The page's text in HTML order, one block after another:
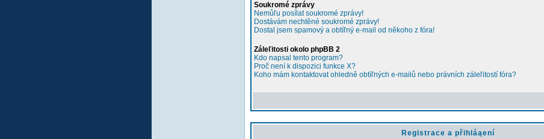
Soukromé zprávy
Nemůľu posílat soukromé zprávy!
Dostávám nechtěné soukromé zprávy!
Dostal jsem spamový a obtíľný e-mail od někoho z fóra!
Záleľitosti okolo phpBB 2
Kdo napsal tento program?
Proč není k dispozici funkce X?
Koho mám kontaktovat ohledně obtíľných e-mailů nebo právních záleľitostí fóra?
Registrace a přihláąení